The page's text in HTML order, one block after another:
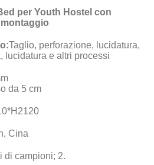
per Youth Hostel con
Taglio, perforazione, lucidatura,
lucidatura e altri processi
da 5 cm
Cina
di campioni; 2.